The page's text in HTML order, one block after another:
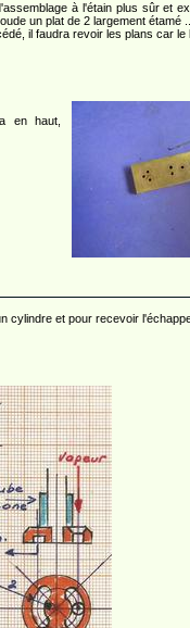
à l'étain plus sûr et
un plat de 2 largement étamé ...
il faudra revoir les plans car le
en haut,
et pour recevoir